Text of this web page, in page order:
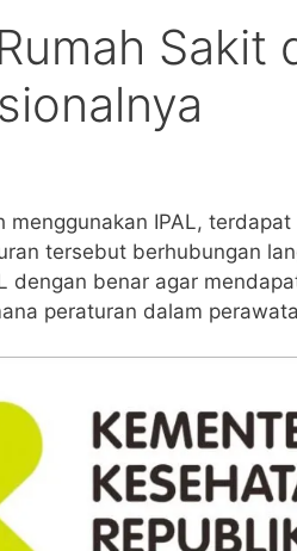
Sakit
IPAL,
tersebut berhubungan
dengan benar agar
peraturan dalam